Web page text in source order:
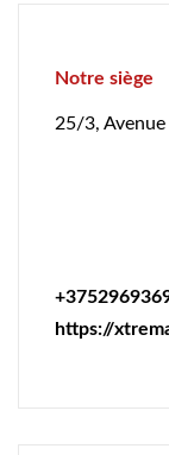
Notre siège
25/3,
https://